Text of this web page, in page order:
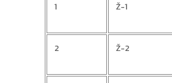
1 Ž-1
2 Ž-2